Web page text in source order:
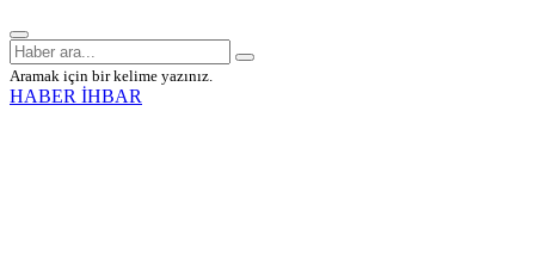
Aramak için bir kelime yazınız.
HABER İHBAR